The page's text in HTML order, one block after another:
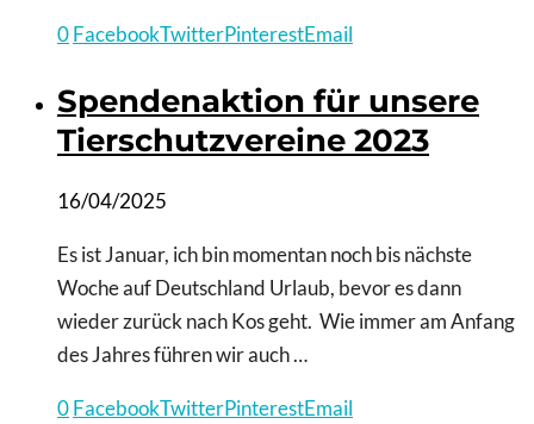
0FacebookTwitterPinterestEmail
Spendenaktion für unsere
Tierschutzvereine 2023
16/04/2025
Es ist Januar, ich bin momentan noch bis nächste
Woche auf Deutschland Urlaub, bevor es dann
wieder zurück nach Kos geht. Wie immer am Anfang
des Jahres führen wir auch …
0FacebookTwitterPinterestEmail